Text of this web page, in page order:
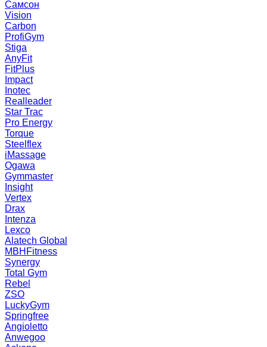
Самсон
Vision
Carbon
ProfiGym
Stiga
AnyFit
FitPlus
Impact
Inotec
Realleader
Star Trac
Pro Energy
Torque
Steelflex
iMassage
Ogawa
Gymmaster
Insight
Vertex
Drax
Intenza
Lexco
Alatech Global
MBHFitness
Synergy
Total Gym
Rebel
ZSO
LuckyGym
Springfree
Angioletto
Anwegoo